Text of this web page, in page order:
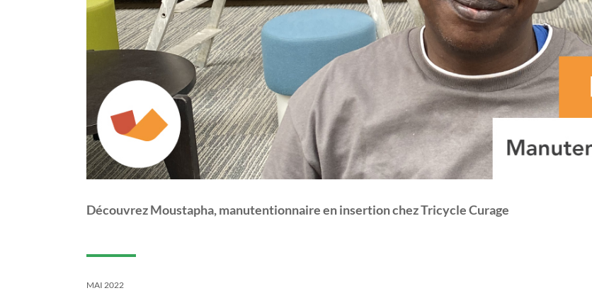
Découvrez Moustapha, manutentionnaire en insertion chez Tricycle Curage
MAI 2022